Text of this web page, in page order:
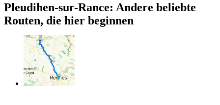
Pleudihen-sur-Rance: Andere beliebte
Routen, die hier beginnen